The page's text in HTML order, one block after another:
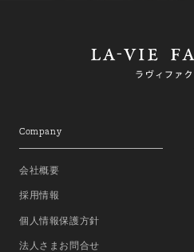
Company
会社概要
採用情報
個人情報保護方針
法人さまお問合せ